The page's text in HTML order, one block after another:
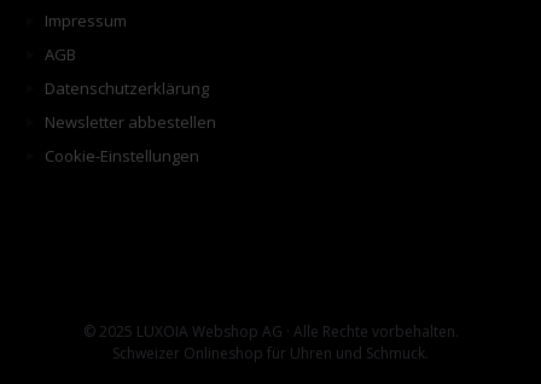
Impressum
AGB
Datenschutzerklärung
Newsletter abbestellen
Cookie-Einstellungen
© 2025 LUXOIA Webshop AG · Alle Rechte vorbehalten.
Schweizer Onlineshop für Uhren und Schmuck.